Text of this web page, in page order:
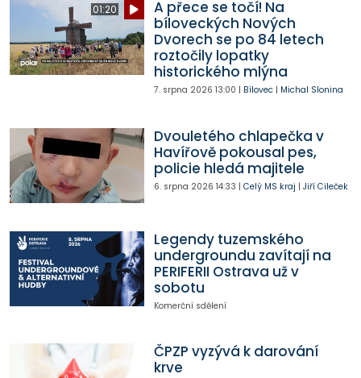
01:20
A přece se točí! Na
bíloveckých Nových
Dvorech se po 84 letech
roztočily lopatky
historického mlýna
7. srpna 2026 13:00 | Bílovec| Michal Slonina
Dvouletého chlapečka v
Havířově pokousal pes,
policie hledá majitele
6. srpna 2026 14:33 | Celý MS kraj | Jiří Cileček
Legendy tuzemského
undergroundu zavítají na
PERIFERII Ostrava už v
sobotu
Komerční sdělení
ČPZP vyzývá k darování
krve